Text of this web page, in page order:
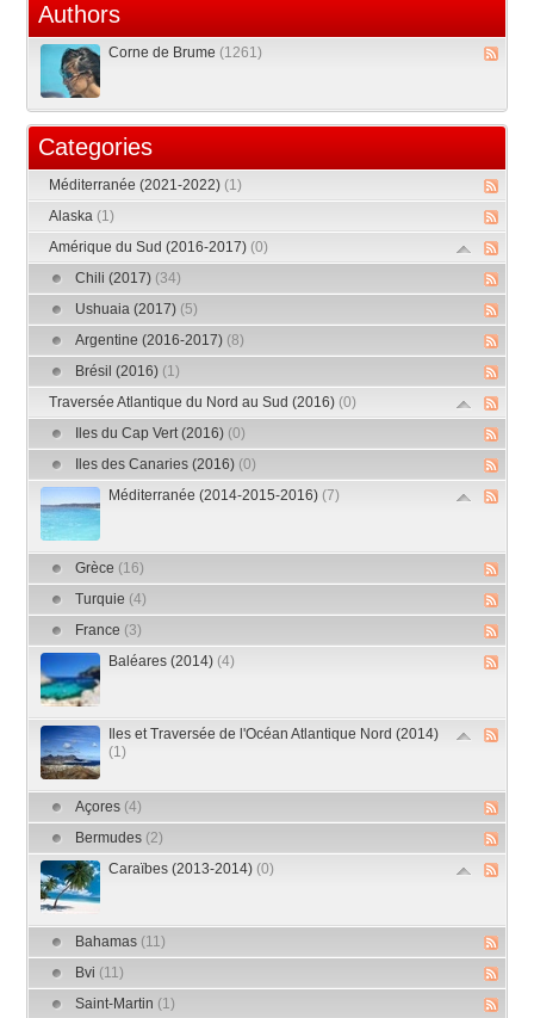
Authors
Corne de Brume (1261)
Categories
Méditerranée (2021-2022) (1)
Alaska (1)
Amérique du Sud (2016-2017) (0)
Chili (2017) (34)
Ushuaia (2017) (5)
Argentine (2016-2017) (8)
Brésil (2016) (1)
Traversée Atlantique du Nord au Sud (2016) (0)
Iles du Cap Vert (2016) (0)
Iles des Canaries (2016) (0)
Méditerranée (2014-2015-2016) (7)
Grèce (16)
Turquie (4)
France (3)
Baléares (2014) (4)
Iles et Traversée de l'Océan Atlantique Nord (2014)
(1)
Açores (4)
Bermudes (2)
Caraïbes (2013-2014) (0)
Bahamas (11)
Bvi (11)
Saint-Martin (1)